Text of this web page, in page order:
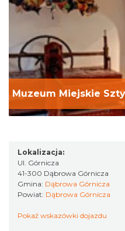
Lokalizacja:
Ul. Górnicza
41-300 Dąbrowa Górnicza
Gmina: Dąbrowa Górnicza
Powiat: Dąbrowa Górnicza
Pokaż wskazówki dojazdu